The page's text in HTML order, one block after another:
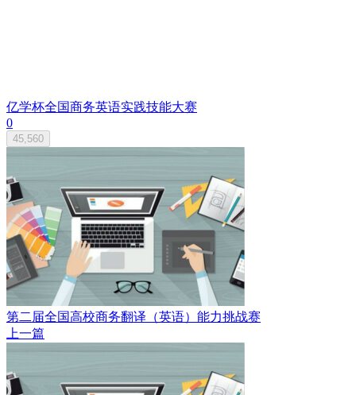
亿学杯全国商务英语实践技能大赛
0
45,560
第二届全国高校商务翻译（英语）能力挑战赛
上一篇